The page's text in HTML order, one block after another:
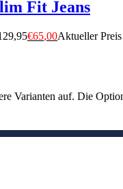
Fit Jeans
,95€65,00Aktueller
Varianten auf. Die